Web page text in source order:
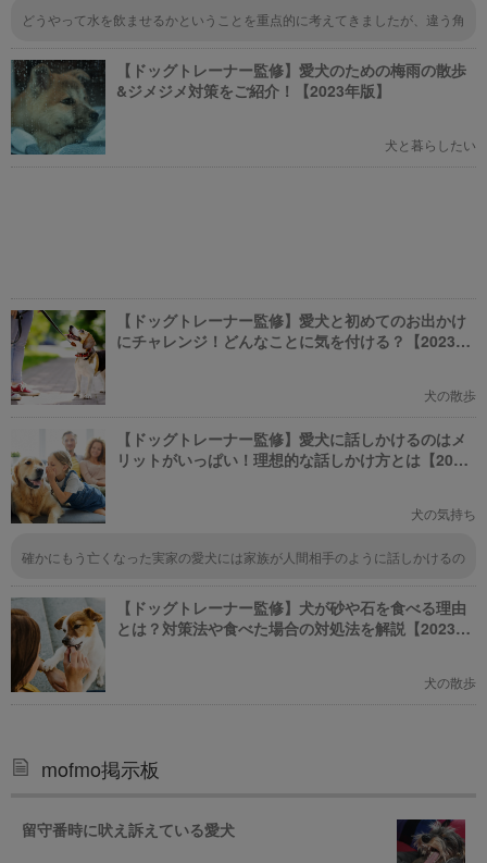
どうやって水を飲ませるかということを重点的に考えてきましたが、違う角
取をさせるやり方、これは盲点だったので、オォって感じで目からうろこが
落ちました。
【ドッグトレーナー監修】愛犬のための梅雨の散歩
&ジメジメ対策をご紹介！【2023年版】
犬と暮らしたい
【ドッグトレーナー監修】愛犬と初めてのお出かけ
にチャレンジ！どんなことに気を付ける？【2023年
犬の散歩
【ドッグトレーナー監修】愛犬に話しかけるのはメ
リットがいっぱい！理想的な話しかけ方とは【2023
犬の気持ち
確かにもう亡くなった実家の愛犬には家族が人間相手のように話しかけるの
えば、散歩のときに、他の飼い主さんのようにリードを強くひっぱり犬を制
しようとすると、実家の犬は飼い主をじっと見て、何か自分が悪いことした
かな？と考え事をしているようなしぐさを見せます。あまりリードを引っ張
るようなことを繰り返すと、犬が謝るしぐさをしだして、しゅんとします。
だから、うちの家族はリードを引っ張って制するようなことをせず、幼児に
言うように「ちょっとゆっくり歩いてね」、「今日はそっちじゃなくて、こ
っち行くよ」など、可能な限り話しかけていました。 人間の食べものをね
うに、翌日から一切、人間の食べものをねだらなくなりました。また、父親
が仕事に行くときに、高い声を出してぐずるので、父親が仕事してお金を稼
みを3分ほど時間をかけて説明したら、次の日から、「お仕事」と聞くと、
全くぐずらなくなりました(笑) 言葉を理解しているはずはないのですが、空
気を読む能力と、自分に何を求められているかを察知する犬の能力は凄いで
【ドッグトレーナー監修】犬が砂や石を食べる理由
とは？対策法や食べた場合の対処法を解説【2023年
犬の散歩
mofmo掲示板
留守番時に吠え訴えている愛犬